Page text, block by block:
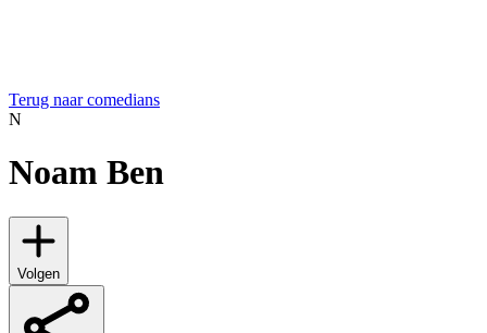
Terug naar comedians
N
Noam Ben
Volgen